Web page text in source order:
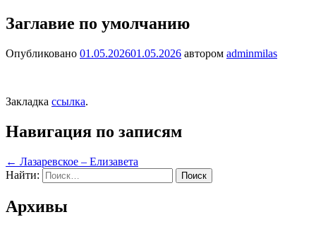
Заглавие по умолчанию
Опубликовано 01.05.202601.05.2026 автором adminmilas
Закладка ссылка.
Навигация по записям
← Лазаревское – Елизавета
Найти:
Архивы